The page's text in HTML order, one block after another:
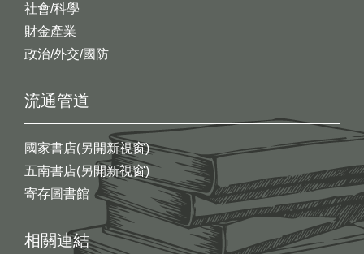
社會/科學
財金產業
政治/外交/國防
流通管道
國家書店(另開新視窗)
五南書店(另開新視窗)
寄存圖書館
相關連結